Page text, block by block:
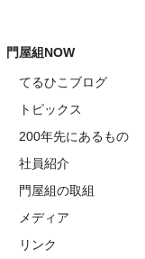
門屋組NOW
てるひこブログ
トピックス
200年先にあるもの
社員紹介
門屋組の取組
メディア
リンク